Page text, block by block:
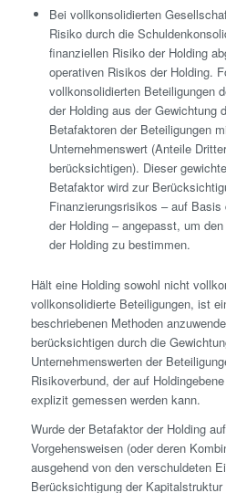
Bei vollkonsolidierten
Risiko durch die
finanziellen Risiko der Holding
operativen Risikos der Holding.
vollkonsolidierten Beteiligungen
der Holding aus der Gewichtung
Betafaktoren der Beteiligungen
Unternehmenswert (Anteile
berücksichtigen). Dieser
Betafaktor wird zur
Finanzierungsrisikos – auf
der Holding – angepasst, um
der Holding zu bestimmen.
Hält eine Holding sowohl nicht
vollkonsolidierte Beteiligungen, ist
beschriebenen Methoden
berücksichtigen durch die
Unternehmenswerten der
Risikoverbund, der auf
explizit gemessen werden kann.
Wurde der Betafaktor der Holding
Vorgehensweisen (oder deren
ausgehend von den verschuldeten
Berücksichtigung der